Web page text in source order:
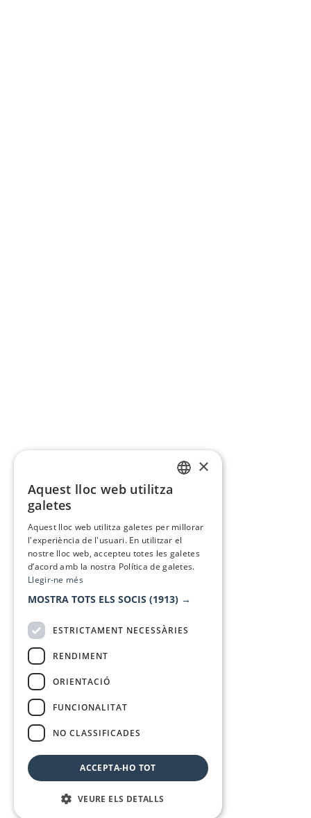
×
Aquest lloc web utilitza
galetes
Aquest lloc web utilitza galetes per millorar
l'experiència de l'usuari. En utilitzar el
nostre lloc web, accepteu totes les galetes
d’acord amb la nostra Política de galetes.
Llegir-ne més
MOSTRA TOTS ELS SOCIS (1913) →
ESTRICTAMENT NECESSÀRIES
RENDIMENT
ORIENTACIÓ
FUNCIONALITAT
NO CLASSIFICADES
ACCEPTA-HO TOT
VEURE ELS DETALLS